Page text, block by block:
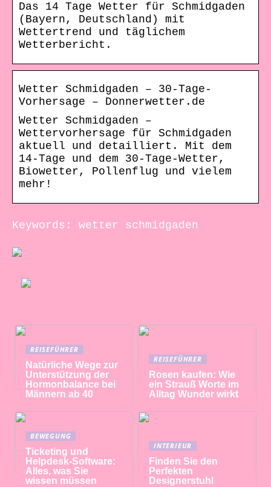
Das 14 Tage Wetter für Schmidgaden
(Bayern, Deutschland) mit
Wettertrend und täglichem
Wetterbericht.
Wetter Schmidgaden – 30-Tage-
Vorhersage – Donnerwetter.de
Wetter Schmidgaden –
Wettervorhersage für Schmidgaden
aktuell und detailliert. Mit dem
14-Tage und dem 30-Tage-Wetter,
Biowetter, Pollenflug und vielem
mehr!
Keywords: wetter schmidgaden
REISEFÜHRER
Natürliche Wege zur
Unterstützung der
Hormonbalance bei
Männern ab 40
REISEFÜHRER
Rosen kaufen: Wie
ein Strauß Worte im
Alltag Wunder wirkt
BEWEGUNG
Ticketing und
Helpdesk-Software:
Alles, was Sie
wissen müssen
INTERIEUR
Finden Sie den
Perfekten
Designerstuhl